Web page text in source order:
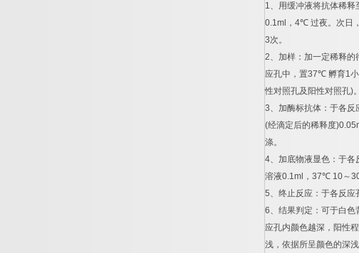
1、用缓冲液将抗体稀释
0.1ml ， 4℃ 过夜。次日
3次。
2、加样：加一定稀释的
应孔中，置37℃ 孵育1
性对照孔及阳性对照孔)。
3、加酶标抗体：于各
(经滴定后的稀释度
涤。
4、加底物液显色：于各
溶液0.1ml ， 37℃ 10～
5、终止反应：于各反应
6、结果判定：可于白色
应孔内颜色越深，阳性
浅，依据所呈颜色的深